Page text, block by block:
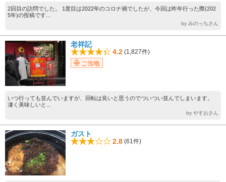
2回目の訪問でした。 1度目は2022年のコロナ禍でしたが、今回は昨年行った際(202
5年)の投稿です...
by みのっちさん
老祥記
4.2 (1,827件)
ご当地
いつ行っても並んでいますが、回転は良いと思うのでついつい並んでしまいます。
凄く美味しいと...
by やすおさん
ガスト
2.8 (61件)